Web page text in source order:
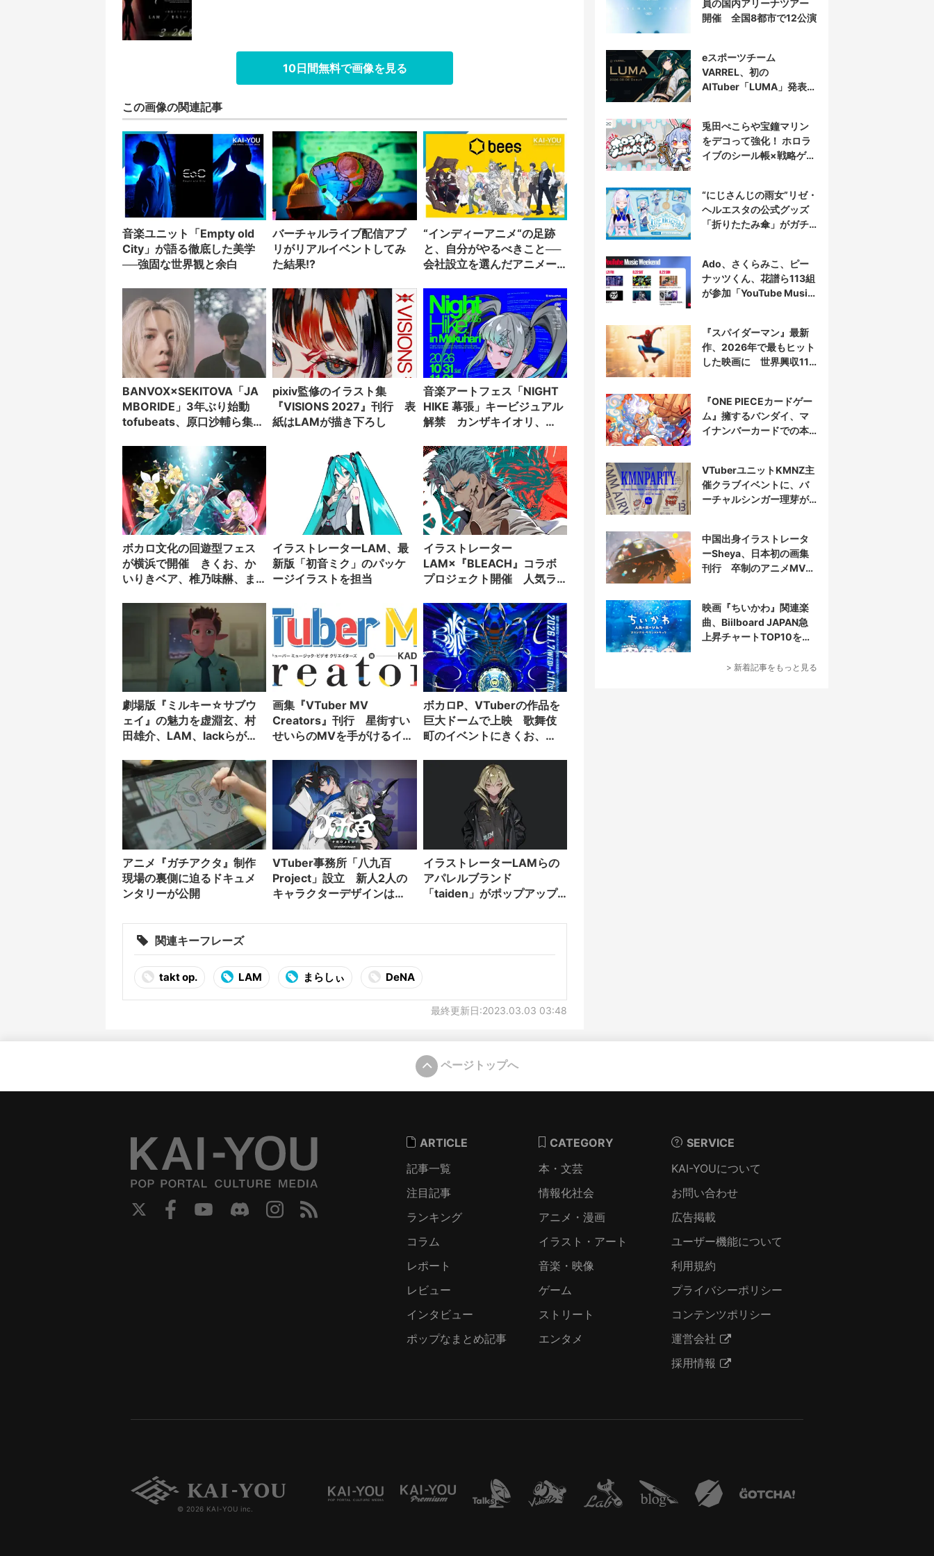
10日間無料で画像を見る
この画像の関連記事
音楽ユニット「Empty old
City」が語る徹底した美学
──強固な世界観と余白
バーチャルライブ配信アプ
リがリアルイベントしてみ
た結果!?
“インディーアニメ“の足跡
と、自分がやるべきこと──
会社設立を選んだアニメー
BANVOX×SEKITOVA「JA
MBORIDE」3年ぶり始動
tofubeats、原口沙輔ら集う
pixiv監修のイラスト集
『VISIONS 2027』刊行 表
紙はLAMが描き下ろし
音楽アートフェス「NIGHT
HIKE 幕張」キービジュアル
解禁 カンザキイオリ、
ボカロ文化の回遊型フェス
が横浜で開催 きくお、か
いりきベア、椎乃味醂、ま
イラストレーターLAM、最
新版「初音ミク」のパッケ
ージイラストを担当
イラストレーター
LAM×『BLEACH』コラボ
プロジェクト開催 人気ラ
描く
劇場版『ミルキー☆サブウ
ェイ』の魅力を虚淵玄、村
田雄介、LAM、lackらが熱
画集『VTuber MV
Creators』刊行 星街すい
せいらのMVを手がけるイラ
ボカロP、VTuberの作品を
巨大ドームで上映 歌舞伎
町のイベントにきくお、
アニメ『ガチアクタ』制作
現場の裏側に迫るドキュメ
ンタリーが公開
VTuber事務所「八九百
Project」設立 新人2人の
キャラクターデザインは
イラストレーターLAMらの
アパレルブランド
「taiden」がポップアップ
関連キーフレーズ
takt op. LAM まらしぃ DeNA
最終更新日:2023.03.03 03:48
員の国内アリーナツアー
開催 全国8都市で12公演
eスポーツチーム
VARREL、初の
AITuber「LUMA」発表
兎田ぺこらや宝鐘マリン
をデコって強化！ ホロラ
イブのシール帳×戦略ゲー
“にじさんじの雨女”リゼ・
ヘルエスタの公式グッズ
「折りたたみ傘」がガチ
Ado、さくらみこ、ピー
ナッツくん、花譜ら113組
が参加「YouTube Music
『スパイダーマン』最新
作、2026年で最もヒット
した映画に 世界興収11
『ONE PIECEカードゲー
ム』擁するバンダイ、マ
イナンバーカードでの本
VTuberユニットKMNZ主
催クラブイベントに、バ
ーチャルシンガー理芽が
中国出身イラストレータ
ーSheya、日本初の画集
刊行 卒制のアニメMVが
映画『ちいかわ』関連楽
曲、Biilboard JAPAN急
上昇チャートTOP10を半
> 新着記事をもっと見る
ページトップへ
ARTICLE
記事一覧
注目記事
ランキング
コラム
レポート
レビュー
インタビュー
ポップなまとめ記事
CATEGORY
本・文芸
情報化社会
アニメ・漫画
イラスト・アート
音楽・映像
ゲーム
ストリート
エンタメ
SERVICE
KAI-YOUについて
お問い合わせ
広告掲載
ユーザー機能について
利用規約
プライバシーポリシー
コンテンツポリシー
運営会社
採用情報
© 2026 KAI-YOU inc.